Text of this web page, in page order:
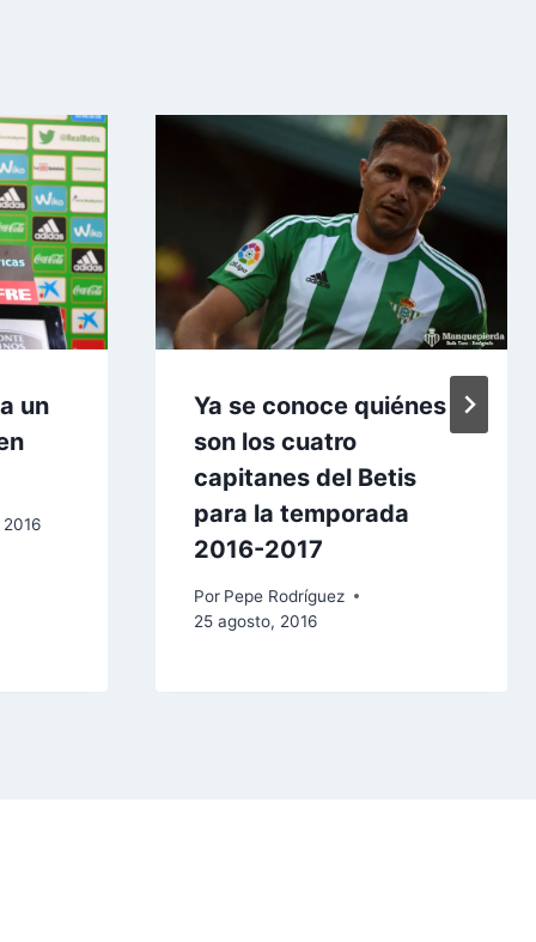
un
Ya se conoce quiénes
son los cuatro
capitanes del Betis
para la temporada
2016-2017
Por Pepe Rodríguez
25 agosto, 2016